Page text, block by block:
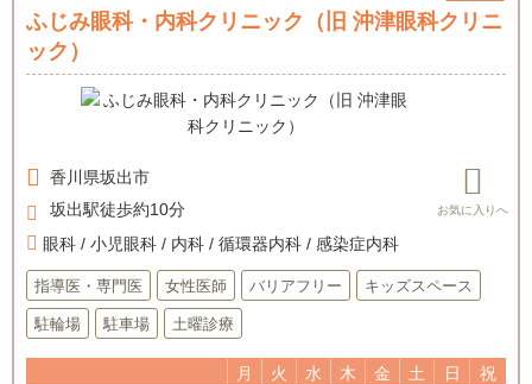
ふじみ眼科・内科クリニック（旧 沖津眼科クリニ
ック）
香川県坂出市
坂出駅徒歩約10分
眼科 / 小児眼科 / 内科 / 循環器内科 / 感染症内科
指導医・専門医 女性医師 バリアフリー キッズスペース
駐輪場 駐車場 土曜診療
月 火 水 木 金 土 日
祝